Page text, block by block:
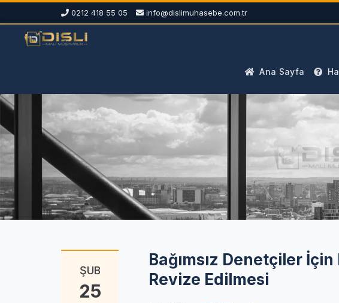
0212 418 55 05 info@dislimuhasebe.com.tr
Ana Sayfa
ŞUB
25
Bağımsız Denetçiler
Revize Edilmesi